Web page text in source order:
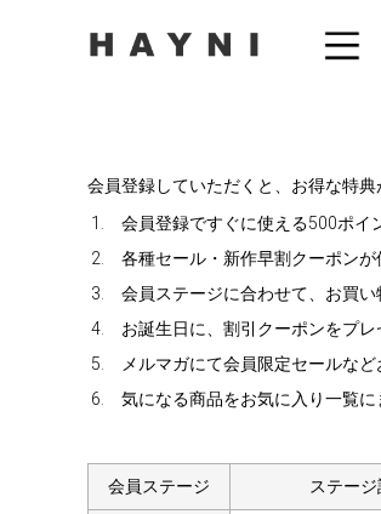
会員登録していただくと、お得な特
会員登録ですぐに使える500ポイ
各種セール・新作早割クーポンが
会員ステージに合わせて、お買い
お誕生日に、割引クーポンをプレ
メルマガにて会員限定セールな
気になる商品をお気に入り一覧に
会員ステージ ステー